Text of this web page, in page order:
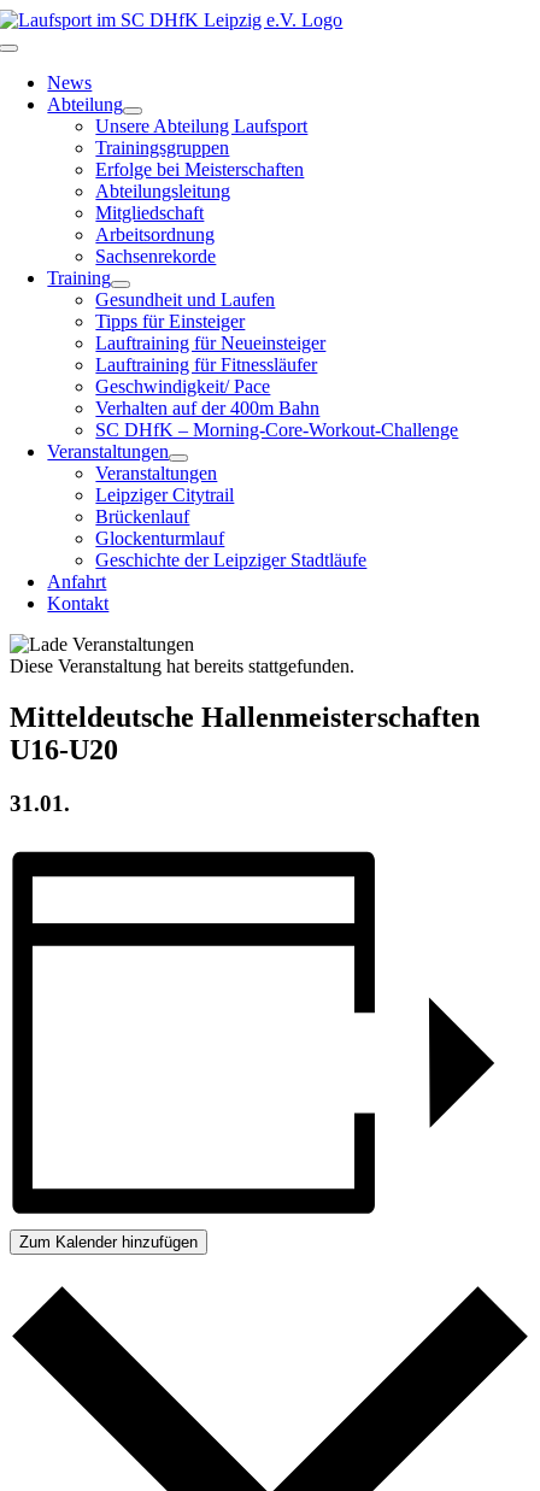
Zum
Inhalt
Toggle
Navigation
News
Abteilung
Unsere Abteilung Laufsport
Trainingsgruppen
Erfolge bei Meisterschaften
Abteilungsleitung
Mitgliedschaft
Arbeitsordnung
Sachsenrekorde
Training
Gesundheit und Laufen
Tipps für Einsteiger
Lauftraining für Neueinsteiger
Lauftraining für Fitnessläufer
Geschwindigkeit/ Pace
Verhalten auf der 400m Bahn
SC DHfK – Morning-Core-Workout-Challenge
Veranstaltungen
Veranstaltungen
Leipziger Citytrail
Brückenlauf
Glockenturmlauf
Geschichte der Leipziger Stadtläufe
Anfahrt
Kontakt
Diese Veranstaltung hat bereits stattgefunden.
Mitteldeutsche Hallenmeisterschaften
U16-U20
31.01.
Zum Kalender hinzufügen